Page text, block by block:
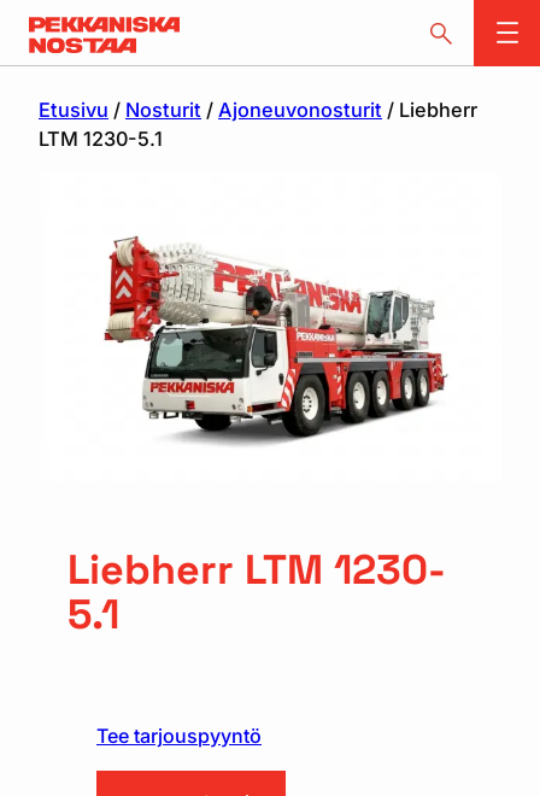
Etusivu / Nosturit / Ajoneuvonosturit / Liebherr
LTM 1230-5.1
Liebherr LTM 1230-
5.1
Tee tarjouspyyntö